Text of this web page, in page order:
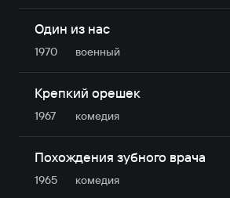
Один из нас
1970 военный
Крепкий орешек
1967 комедия
Похождения зубного врача
1965 комедия